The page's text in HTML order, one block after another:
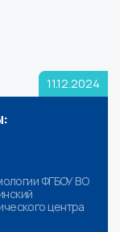
11.12.2024
ФГБОУ ВО
центра